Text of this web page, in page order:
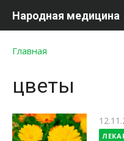
Народная медицина
Главная
цветы